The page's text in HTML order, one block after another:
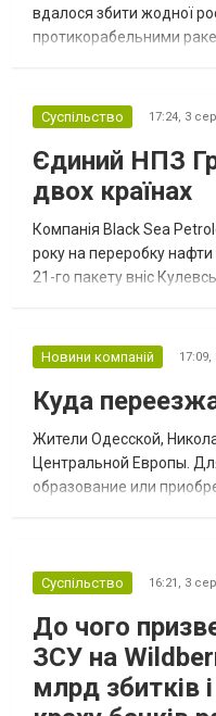
вдалося збити жодної
протикорабельними
Суспільство 17:24, 3
Єдиний НПЗ
двох країнах
Компанія Black Sea
року на переробку нафти
21-го пакету вніс
Новини компаній 17:09,
Куда
Жители Одесской,
Центральной Европы.
образование или
Суспільство 16:21, 3
До чого
ЗСУ на
млрд збитків